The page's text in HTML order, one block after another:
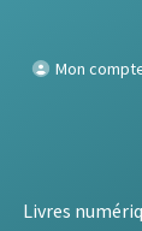
Mon
Livres